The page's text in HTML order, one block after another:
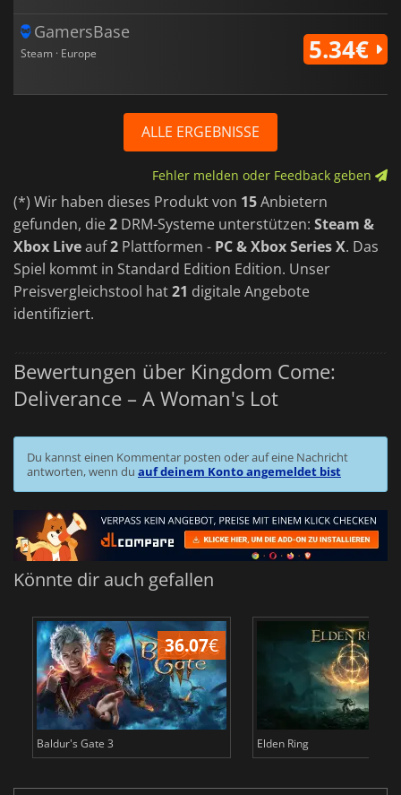
GamersBase
Steam · Europe 5.34€
ALLE ERGEBNISSE
Fehler melden oder Feedback geben
(*) Wir haben dieses Produkt von 15Anbietern
gefunden, die2 DRM-Systeme unterstützen: Steam &
Xbox Liveauf2 Plattformen - PC & Xbox Series X. Das
Spiel kommt in Standard Edition Edition. Unser
Preisvergleichstool hat21 digitale Angebote
identifiziert.
Bewertungen über Kingdom Come:
Deliverance – A Woman's Lot
Du kannst einen Kommentar posten oder auf eine Nachricht
antworten, wenn du auf deinem Konto angemeldet bist
Könnte dir auch gefallen
36.07€
Baldur's Gate 3 Elden Ring